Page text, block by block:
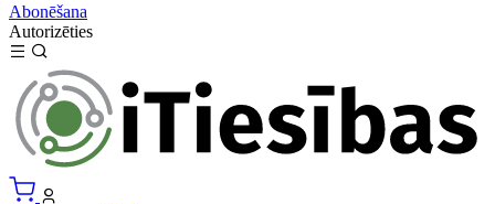
Abonēšana
Autorizēties